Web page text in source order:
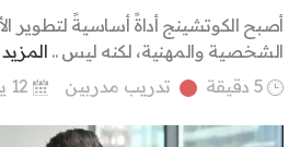
أصبح الكوتشينج أداةً أساسيةً لتطوير
الشخصية والمهنية، لكنه ليس .. المزيد
5 دقيقة
تدريب مدربين